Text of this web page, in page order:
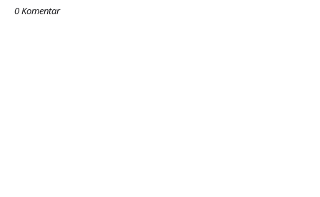
0 Komentar